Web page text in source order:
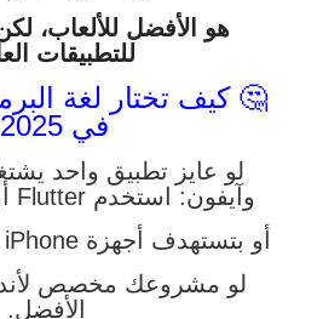
هو الأفضل للألعاب،
للتطبيقات
🤔 كيف تختار لغة
في 2025؟
لو عايز تطبيق واحد
وآيفون: استخدم Flutter أو React Native.
أو بتستهدف أجهزة iPhone فقط: اختار Swift.
الأفضل.